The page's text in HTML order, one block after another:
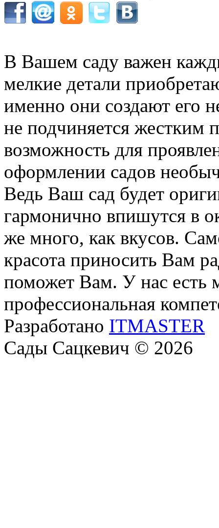
В Вашем саду важен
мелкие детали
именно они создают его
не подчиняется жестким
возможность для
оформлении садов
Ведь Ваш сад будет
гармонично впишутся в
же много, как вкусов.
красота приносить Вам
поможет Вам. У нас есть
профессиональная
Разработано ITMASTER
Сады Сацкевич © 2026